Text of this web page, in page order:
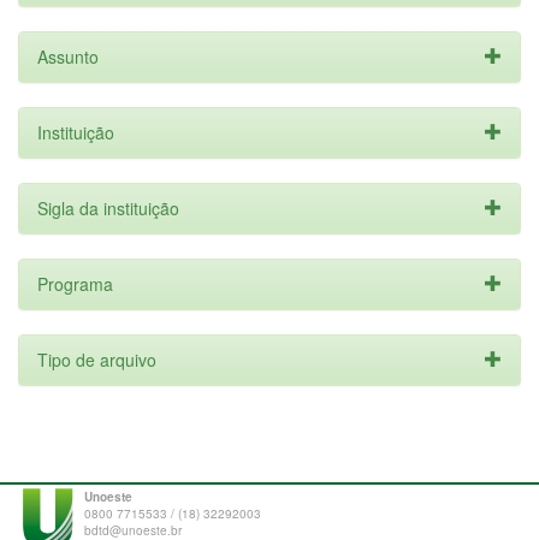
Assunto
Instituição
Sigla da instituição
Programa
Tipo de arquivo
Unoeste
0800 7715533 / (18) 32292003
bdtd@unoeste.br